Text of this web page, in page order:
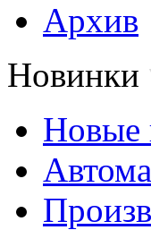
Архив
Новинки
Новые